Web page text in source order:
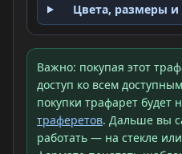
Цвета, размеры и
Важно: покупая этот
доступ ко всем
покупки трафарет будет
траферетов. Дальше вы
работать — на стекле